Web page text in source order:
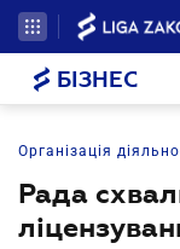
БІЗНЕС
Організація
Рада